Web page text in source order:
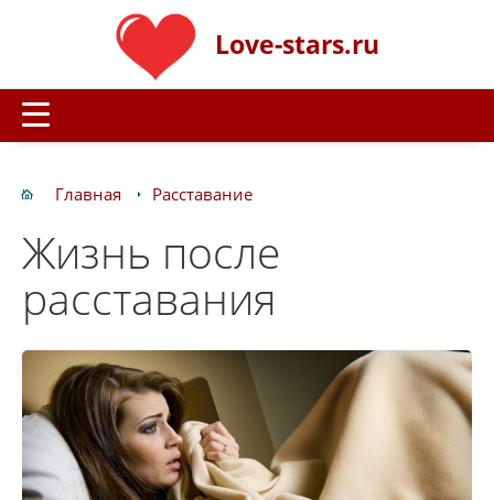
Love-stars.ru
Главная Расставание
Жизнь после
расставания